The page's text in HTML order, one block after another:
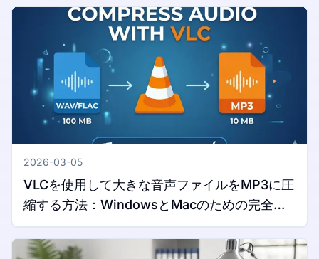
2026-03-05
VLCを使用して大きな音声ファイルをMP3に圧
縮する方法：WindowsとMacのための完全ガ
イド